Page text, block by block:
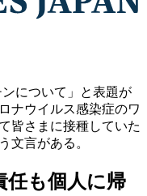
について」と表題が
ナウイルス感染症のワ
皆さまに接種していた
文言がある。
任も個人に帰